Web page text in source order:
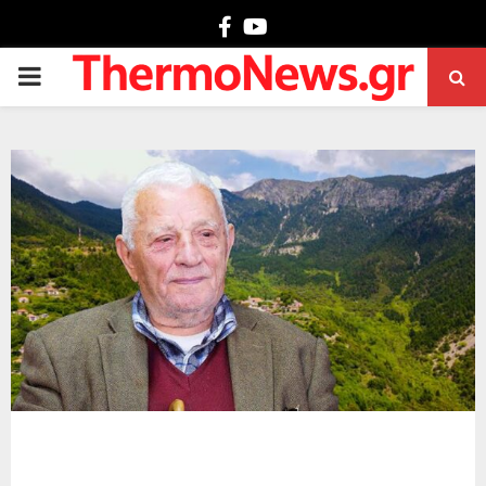
Facebook
PRIMARY